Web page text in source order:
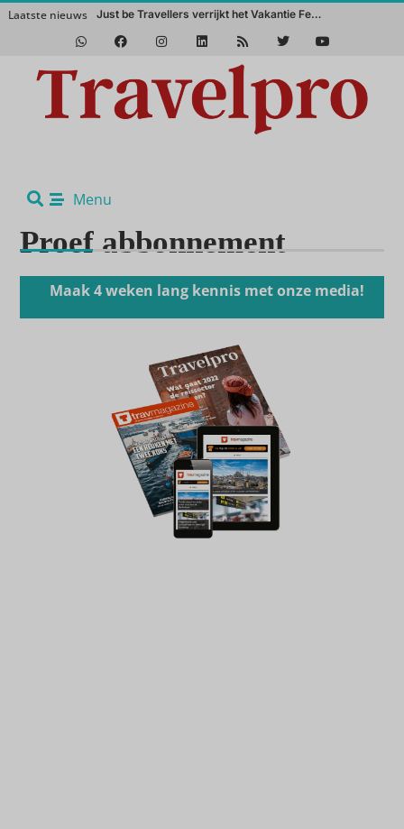
Laatste nieuws Just be Travellers verrijkt het Vakantie Festival met kleinschalige maatwerkreizen
Menu
Proef abbonnement
Maak 4 weken lang kennis met onze media!